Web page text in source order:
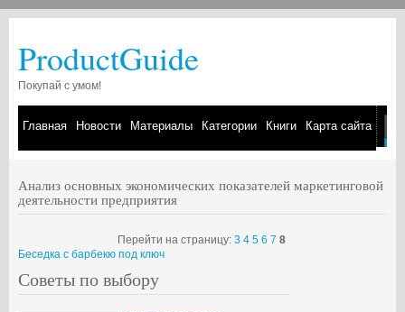
ProductGuide
Покупай с умом!
Главная Новости Материалы Категории Книги Карта сайта
Анализ основных экономических показателей маркетинговой
деятельности предприятия
Перейти на страницу: 3 4 5 6 7 8
Беседка с барбекю под ключ
Советы по выбору